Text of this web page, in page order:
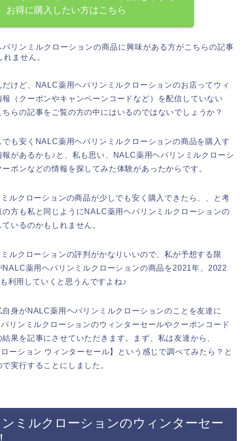
お得に購入したい方はこちら
リンミルクローションの商品に興味がある方がこちらの記事
ません。
けど、NALC薬用ヘパリンミルクローションのお店ってウィ
（クーポンやキャンペーンコードなど）を配信していない
らの記事をご覧の方の中にはいるのではないでしょうか？
も安くNALC薬用ヘパリンミルクローションの商品を購入す
があるかも♪と、私も思い、NALC薬用ヘパリンミルクローシ
ポンなどの情報を探してみた体験があったからです。
ルクローションの商品が少しでも安く購入できたら、、と考
の方も私と同じようにNALC薬用ヘパリンミルクローションの
いるのかもしれません。
ルクローションの評判がかなりいいので、私が予想する限
NALC薬用ヘパリンミルクローションの商品を2021年、2022
利用していくと思うんですよね♪
身がNALC薬用ヘパリンミルクローションのことを友達に
リンミルクローションのウィンターセールやクーポンコード
果を記事にさせていただきます。まず、私は友達から、
ーション ウィンターセール】という感じで調べてみたら？と
実行することにしました。
ミルクローションのウィンターセー